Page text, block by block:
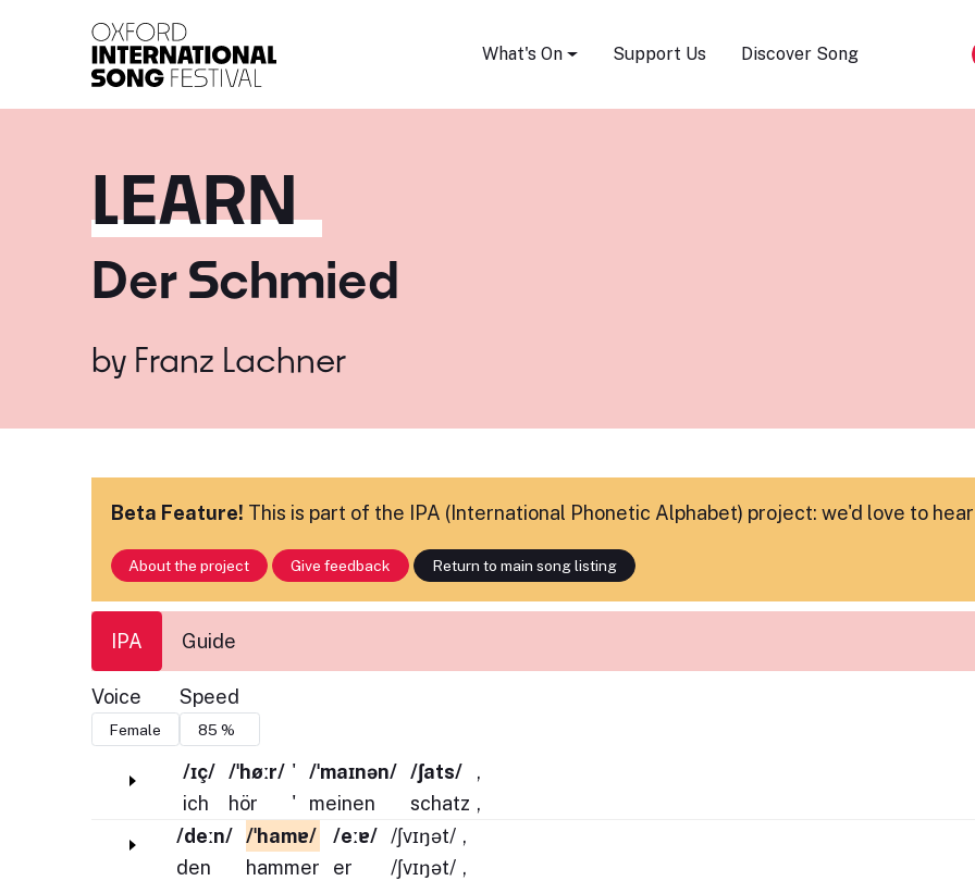
What's On Support Us Discover Song
LEARN
Der Schmied
by Franz Lachner
Beta Feature! This is part of the IPA (International Phonetic Alphabet) project: we'd love to hear
About the project Give feedback Return to main song listing
IPA Guide
Voice Speed
/ɪç/
ich
/ˈhøːr/
hör
'
'
/ˈmaɪnən/
meinen
/ʃats/
schatz
,
,
/deːn/
den
/ˈhamɐ/
hammer
/eːɐ/
er
/ʃvɪŋət/
/ʃvɪŋət/
,
,